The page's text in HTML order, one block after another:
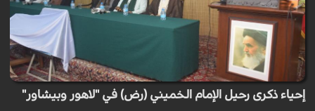
إحياء ذكرى رحيل الإمام الخميني (رض) في "لاهور وبيشاور"